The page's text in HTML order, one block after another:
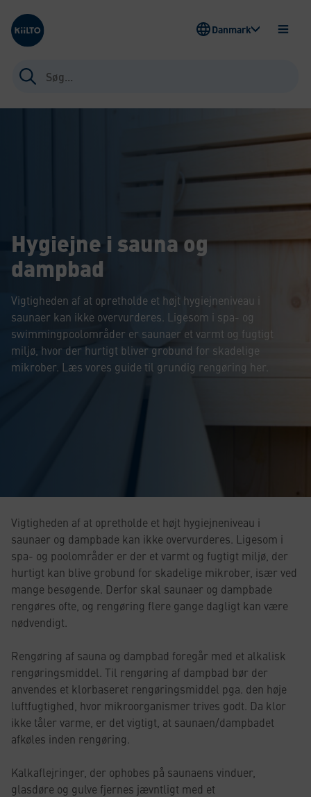
Kiilto Denmark
Søg
efter:
ÅBEN
Danmark
Hygiejne i sauna og
dampbad
Vigtigheden af at opretholde et højt hygiejneniveau i
saunaer kan ikke overvurderes. Ligesom i spa- og
swimmingpoolområder er saunaer et varmt og fugtigt
miljø, hvor der hurtigt bliver grobund for skadelige
mikrober. Læs vores guide til grundig rengøring her.
Vigtigheden af at opretholde et højt hygiejneniveau i
saunaer og dampbade kan ikke overvurderes. Ligesom i
spa- og poolområder er der et varmt og fugtigt miljø, der
hurtigt kan blive grobund for skadelige mikrober, især ved
mange besøgende. Derfor skal saunaer og dampbade
rengøres ofte, og rengøring flere gange dagligt kan være
nødvendigt.
Rengøring af sauna og dampbad foregår med et alkalisk
rengøringsmiddel. Til rengøring af dampbad bør der
anvendes et klorbaseret rengøringsmiddel pga. den høje
luftfugtighed, hvor mikroorganismer trives godt. Da klor
ikke tåler varme, er det vigtigt, at saunaen/dampbadet
afkøles inden rengøring.
Kalkaflejringer, der ophobes på saunaens vinduer,
glasdøre og gulve fjernes jævntligt med et